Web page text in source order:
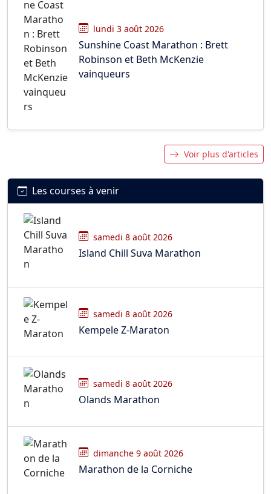
lundi 3 août 2026
Sunshine Coast Marathon : Brett
Robinson et Beth McKenzie
vainqueurs
Voir plus d'articles
Les courses à venir
samedi 8 août 2026
Island Chill Suva Marathon
samedi 8 août 2026
Kempele Z-Maraton
samedi 8 août 2026
Olands Marathon
dimanche 9 août 2026
Marathon de la Corniche